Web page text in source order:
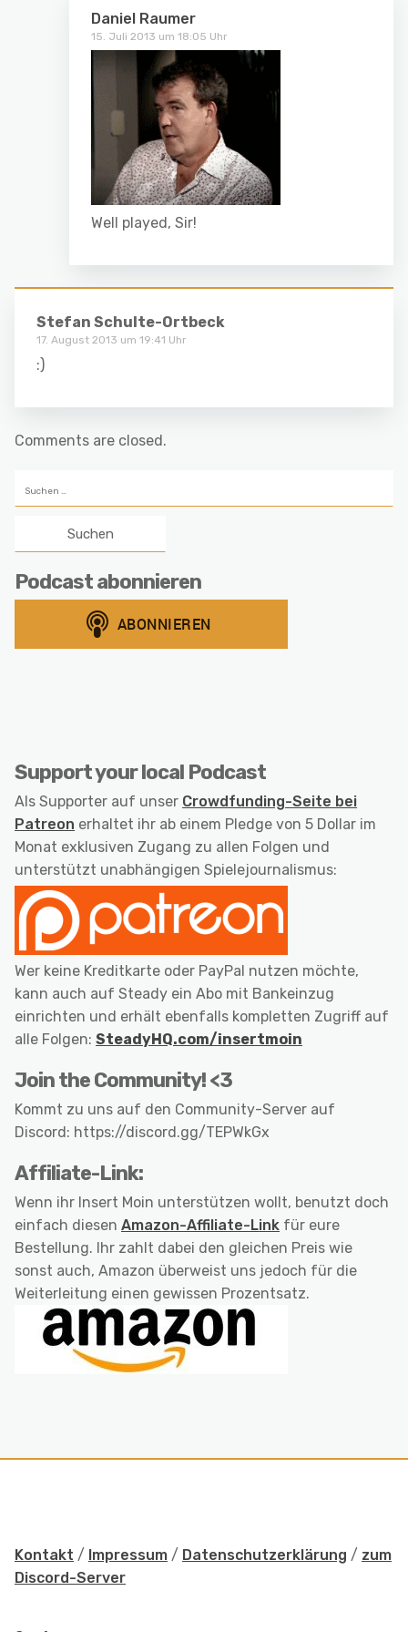
Daniel Raumer
15. Juli 2013 um 18:05 Uhr
Well played, Sir!
Stefan Schulte-Ortbeck
17. August 2013 um 19:41 Uhr
:)
Comments are closed.
nach:
Podcast abonnieren
Support your local Podcast
Als Supporter auf unser Crowdfunding-Seite bei
Patreon erhaltet ihr ab einem Pledge von 5 Dollar im
Monat exklusiven Zugang zu allen Folgen und
unterstützt unabhängigen Spielejournalismus:
Wer keine Kreditkarte oder PayPal nutzen möchte,
kann auch auf Steady ein Abo mit Bankeinzug
einrichten und erhält ebenfalls kompletten Zugriff auf
alle Folgen: SteadyHQ.com/insertmoin
Join the Community! <3
Kommt zu uns auf den Community-Server auf
Discord: https://discord.gg/TEPWkGx
Affiliate-Link:
Wenn ihr Insert Moin unterstützen wollt, benutzt doch
einfach diesen Amazon-Affiliate-Link für eure
Bestellung. Ihr zahlt dabei den gleichen Preis wie
sonst auch, Amazon überweist uns jedoch für die
Weiterleitung einen gewissen Prozentsatz.
Kontakt / Impressum / Datenschutzerklärung / zum
Discord-Server